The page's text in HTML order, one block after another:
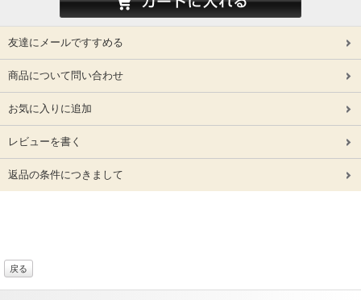
友達にメールですすめる
商品について問い合わせ
お気に入りに追加
レビューを書く
返品の条件につきまして
戻る